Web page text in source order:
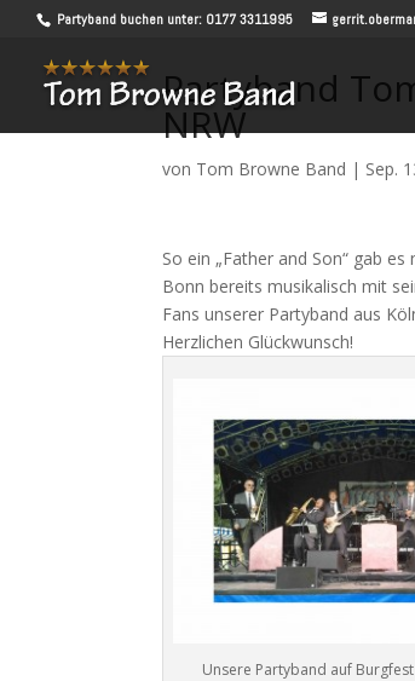
Partyband buchen unter: 0177 3311995
Partyband
NRW
von Tom Browne Band | Sep.
So ein „Father and Son“ gab
Bonn bereits musikalisch mit
Fans unserer Partyband aus
Herzlichen Glückwunsch!
Unsere Partyband auf